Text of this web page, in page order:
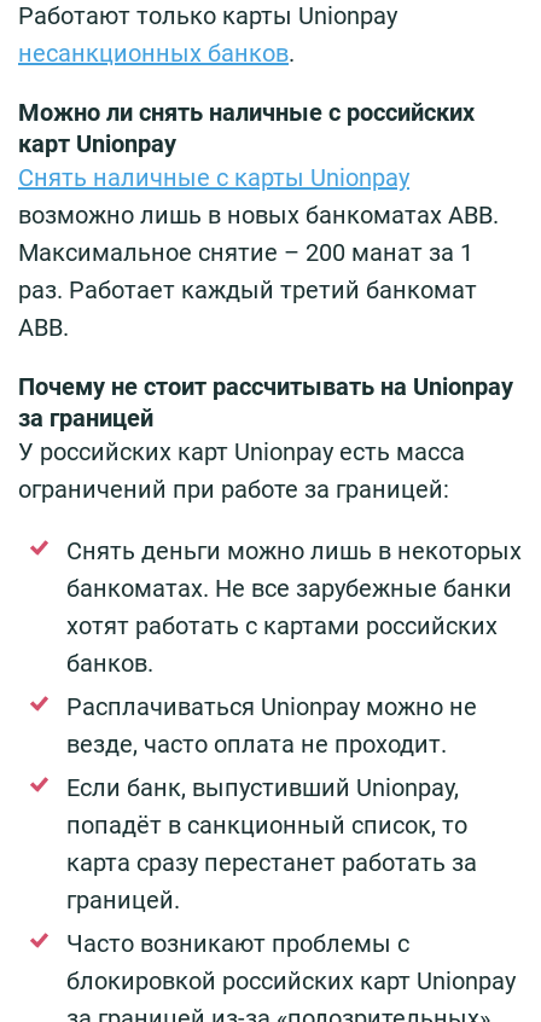
Работают только карты Unionpay
несанкционных банков.
Можно ли снять наличные с российских
карт Unionpay
Снять наличные с карты Unionpay
возможно лишь в новых банкоматах ABB.
Максимальное снятие – 200 манат за 1
раз. Работает каждый третий банкомат
ABB.
Почему не стоит рассчитывать на Unionpay
за границей
У российских карт Unionpay есть масса
ограничений при работе за границей:
Снять деньги можно лишь в некоторых
банкоматах. Не все зарубежные банки
хотят работать с картами российских
банков.
Расплачиваться Unionpay можно не
везде, часто оплата не проходит.
Если банк, выпустивший Unionpay,
попадёт в санкционный список, то
карта сразу перестанет работать за
границей.
Часто возникают проблемы с
блокировкой российских карт Unionpay